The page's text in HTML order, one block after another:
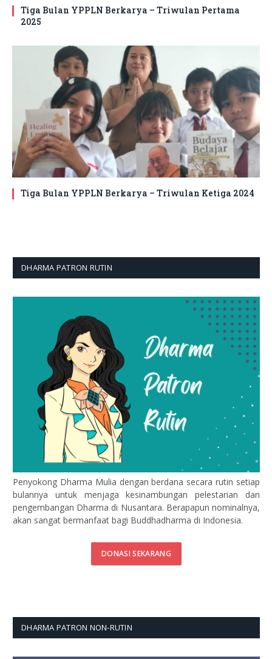
Tiga Bulan YPPLN Berkarya – Triwulan Pertama
2025
Tiga Bulan YPPLN Berkarya – Triwulan Ketiga 2024
DHARMA PATRON RUTIN
Penyokong Dharma Mulia dengan berdana secara rutin setiap
bulannya untuk menjaga kesinambungan pelestarian dan
pengembangan Dharma di Nusantara. Berapapun nominalnya,
akan sangat bermanfaat bagi Buddhadharma di Indonesia.
DONASI SEKARANG
DHARMA PATRON NON-RUTIN